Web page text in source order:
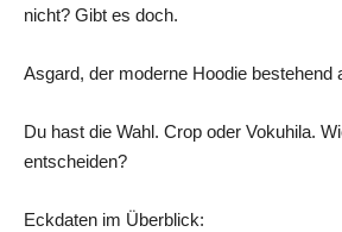
nicht? Gibt es doch.
Asgard, der moderne Hoodie bestehend
Du hast die Wahl. Crop oder Vokuhila.
entscheiden?
Eckdaten im Überblick: